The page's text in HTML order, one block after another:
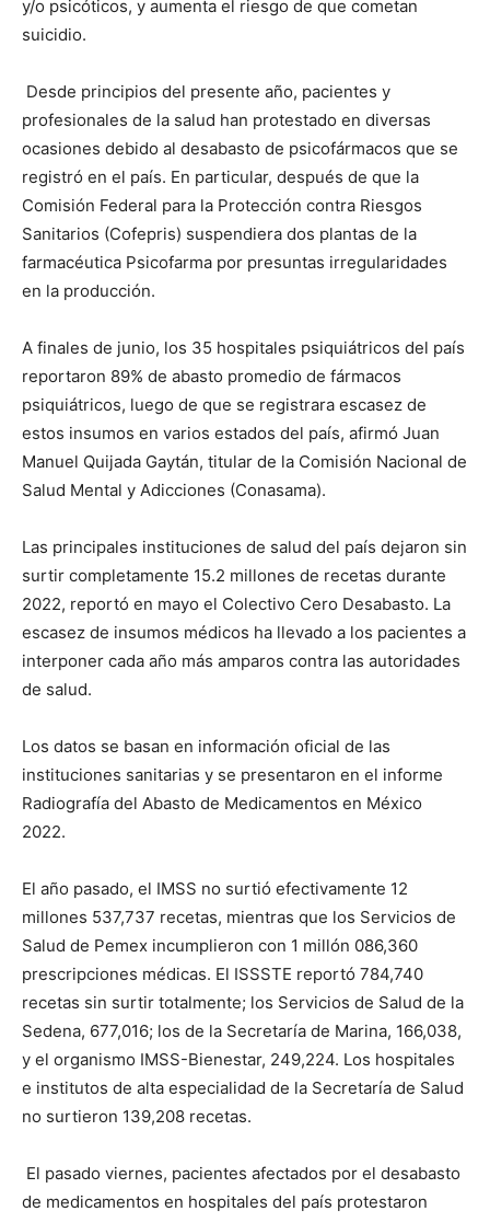
y/o psicóticos, y aumenta el riesgo de que cometan
suicidio.
Desde principios del presente año, pacientes y
profesionales de la salud han protestado en diversas
ocasiones debido al desabasto de psicofármacos que se
registró en el país. En particular, después de que la
Comisión Federal para la Protección contra Riesgos
Sanitarios (Cofepris) suspendiera dos plantas de la
farmacéutica Psicofarma por presuntas irregularidades
en la producción.
A finales de junio, los 35 hospitales psiquiátricos del país
reportaron 89% de abasto promedio de fármacos
psiquiátricos, luego de que se registrara escasez de
estos insumos en varios estados del país, afirmó Juan
Manuel Quijada Gaytán, titular de la Comisión Nacional de
Salud Mental y Adicciones (Conasama).
Las principales instituciones de salud del país dejaron sin
surtir completamente 15.2 millones de recetas durante
2022, reportó en mayo el Colectivo Cero Desabasto. La
escasez de insumos médicos ha llevado a los pacientes a
interponer cada año más amparos contra las autoridades
de salud.
Los datos se basan en información oficial de las
instituciones sanitarias y se presentaron en el informe
Radiografía del Abasto de Medicamentos en México
2022.
El año pasado, el IMSS no surtió efectivamente 12
millones 537,737 recetas, mientras que los Servicios de
Salud de Pemex incumplieron con 1 millón 086,360
prescripciones médicas. El ISSSTE reportó 784,740
recetas sin surtir totalmente; los Servicios de Salud de la
Sedena, 677,016; los de la Secretaría de Marina, 166,038,
y el organismo IMSS-Bienestar, 249,224. Los hospitales
e institutos de alta especialidad de la Secretaría de Salud
no surtieron 139,208 recetas.
El pasado viernes, pacientes afectados por el desabasto
de medicamentos en hospitales del país protestaron